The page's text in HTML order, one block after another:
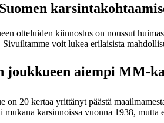
otteluiden kiinnostus on noussut
Sivuiltamme voit lukea erilaisista
joukkueen aiempi MM-
on 20 kertaa yrittänyt päästä
mukana karsinnoissa vuonna 1938,